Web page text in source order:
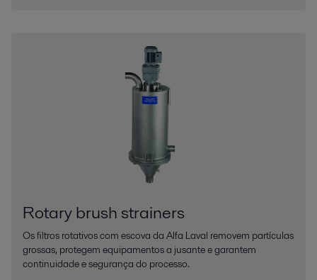
Rotary brush strainers
Os filtros rotativos com escova da Alfa Laval removem partículas
grossas, protegem equipamentos a jusante e garantem
continuidade e segurança do processo.